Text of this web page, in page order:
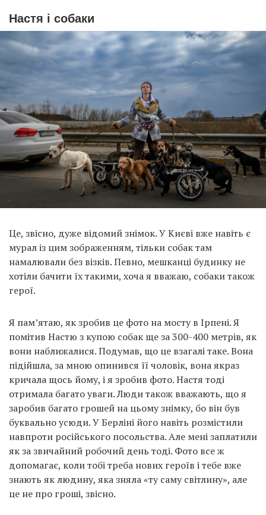
Настя і собаки
Це, звісно, дуже відомий знімок. У Києві вже навіть є
мурал із цим зображенням, тільки собак там
намалювали без візків. Певно, мешканці будинку не
хотіли бачити їх такими, хоча я вважаю, собаки також
герої.
Я пам’ятаю, як зробив це фото на мосту в Ірпені. Я
помітив Настю з купою собак ще за 300-400 метрів, як
вони наближалися. Подумав, що це взагалі таке. Вона
підійшла, за мною опинився її чоловік, вона якраз
кричала щось йому, і я зробив фото. Настя тоді
отримала багато уваги. Люди також вважають, що я
заробив багато грошей на цьому знімку, бо він був
буквально усюди. У Берліні його навіть розмістили
навпроти російського посольства. Але мені заплатили
як за звичайний робочий день тоді. Фото все ж
допомагає, коли тобі треба нових героїв і тебе вже
знають як людину, яка зняла «ту саму світлину», але
це не про гроші, звісно.